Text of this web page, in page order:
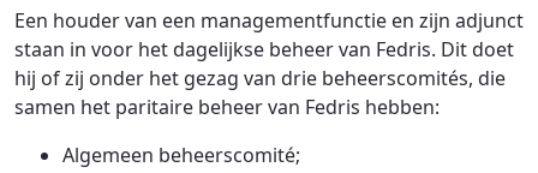
Een houder van een managementfunctie en zijn adjunct
staan in voor het dagelijkse beheer van Fedris. Dit doet
hij of zij onder het gezag van drie beheerscomités, die
samen het paritaire beheer van Fedris hebben:
Algemeen beheerscomité;